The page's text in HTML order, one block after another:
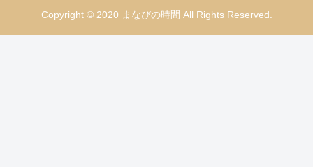
Copyright © 2020 まなびの時間 All Rights Reserved.